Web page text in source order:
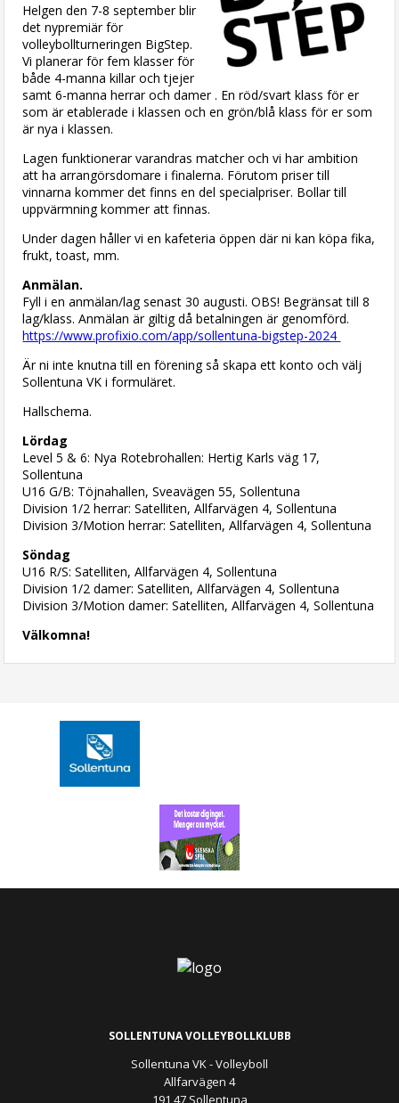
Helgen den 7-8 september blir
det nypremiär för
volleybollturneringen BigStep.
Vi planerar för fem klasser för
både 4-manna killar och tjejer
samt 6-manna herrar och damer . En röd/svart klass för er
som är etablerade i klassen och en grön/blå klass för er som
är nya i klassen.
Lagen funktionerar varandras matcher och vi har ambition
att ha arrangörsdomare i finalerna. Förutom priser till
vinnarna kommer det finns en del specialpriser. Bollar till
uppvärmning kommer att finnas.
Under dagen håller vi en kafeteria öppen där ni kan köpa fika,
frukt, toast, mm.
Anmälan.
Fyll i en anmälan/lag senast 30 augusti. OBS! Begränsat till 8
lag/klass. Anmälan är giltig då betalningen är genomförd.
https://www.profixio.com/app/sollentuna-bigstep-2024
Är ni inte knutna till en förening så skapa ett konto och välj
Sollentuna VK i formuläret.
Hallschema.
Lördag
Level 5 & 6: Nya Rotebrohallen: Hertig Karls väg 17,
Sollentuna
U16 G/B: Töjnahallen, Sveavägen 55, Sollentuna
Division 1/2 herrar: Satelliten, Allfarvägen 4, Sollentuna
Division 3/Motion herrar: Satelliten, Allfarvägen 4, Sollentuna
Söndag
U16 R/S: Satelliten, Allfarvägen 4, Sollentuna
Division 1/2 damer: Satelliten, Allfarvägen 4, Sollentuna
Division 3/Motion damer: Satelliten, Allfarvägen 4, Sollentuna
Välkomna!
SOLLENTUNA VOLLEYBOLLKLUBB
Sollentuna VK - Volleyboll
Allfarvägen 4
191 47 Sollentuna